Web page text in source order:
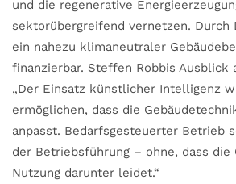
und die regenerative
sektorübergreifend vernetzen. Durch
ein nahezu klimaneutraler
finanzierbar. Steffen Robbis Ausblick
„Der Einsatz künstlicher Intelligenz
ermöglichen, dass die
anpasst. Bedarfsgesteuerter Betrieb
der Betriebsführung – ohne, dass die
Nutzung darunter leidet.“